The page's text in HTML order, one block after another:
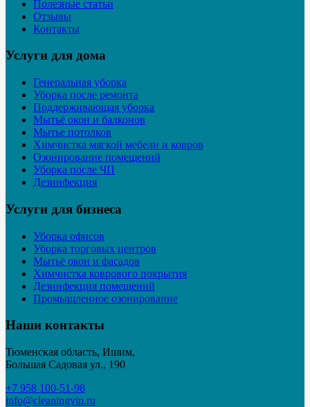
Полезные статьи
Отзывы
Контакты
Услуги для дома
Генеральная уборка
Уборка после ремонта
Поддерживающая уборка
Мытьё окон и балконов
Мытье потолков
Химчистка мягкой мебели и ковров
Озонирование помещений
Уборка после ЧП
Дезинфекция
Услуги для бизнеса
Уборка офисов
Уборка торговых центров
Мытьё окон и фасадов
Химчистка коврового покрытия
Дезинфекция помещений
Промышленное озонирование
Наши контакты
Тюменская область, Ишим,
Большая Садовая ул., 190
+7 958 100-51-98
info@cleaningvip.ru